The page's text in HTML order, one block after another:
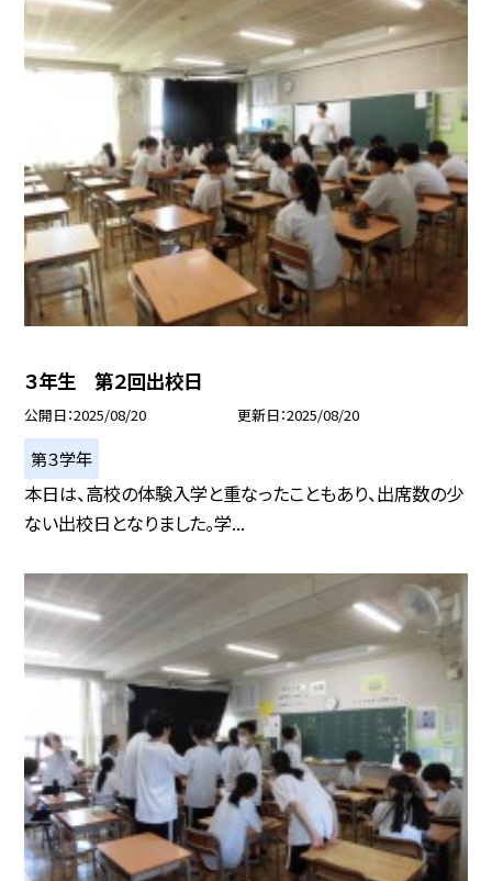
３年生 第２回出校日
公開日 2025/08/20 更新日 2025/08/20
第３学年
本日は、高校の体験入学と重なったこともあり、出席数の少
ない出校日となりました。学...